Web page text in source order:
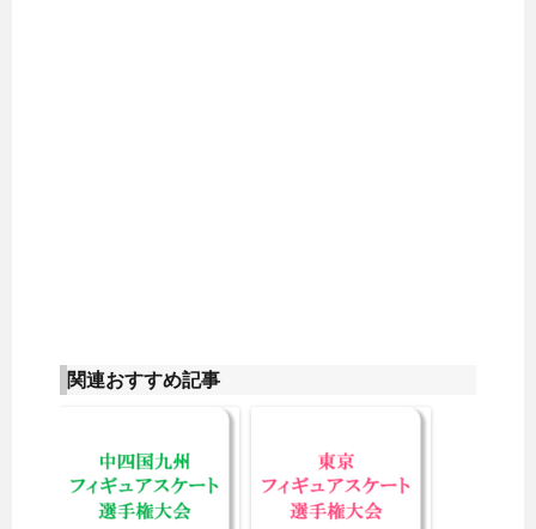
関連おすすめ記事